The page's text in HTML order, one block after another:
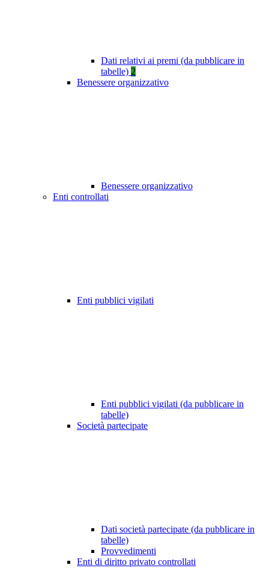
Dati relativi ai premi (da pubblicare in
tabelle) 2
Benessere organizzativo
Benessere organizzativo
Enti controllati
Enti pubblici vigilati
Enti pubblici vigilati (da pubblicare in
tabelle)
Società partecipate
Dati società partecipate (da pubblicare in
tabelle)
Provvedimenti
Enti di diritto privato controllati